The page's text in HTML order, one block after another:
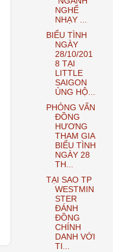
NGHỂ
NHẠY ...
BIỂU TÌNH
NGÀY
28/10/201
8 TẠI
LITTLE
SAIGON
ỦNG HỘ...
PHỎNG VẤN
ĐỒNG
HƯƠNG
THAM GIA
BIỂU TÌNH
NGÀY 28
TH...
TẠI SAO TP
WESTMIN
STER
ĐÁNH
ĐỒNG
CHÍNH
DANH VỚI
TI...